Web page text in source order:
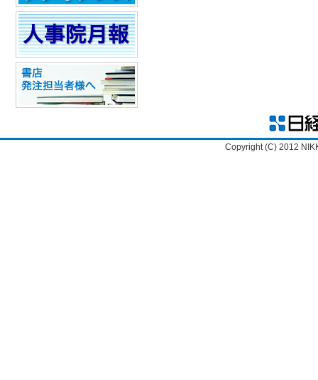
Copyright (C) 2012